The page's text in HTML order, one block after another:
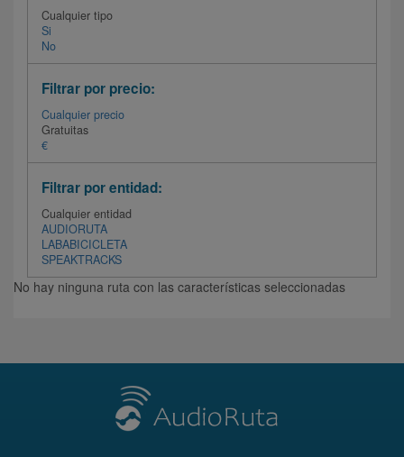
Cualquier tipo
Si
No
Filtrar por precio:
Cualquier precio
Gratuitas
€
Filtrar por entidad:
Cualquier entidad
AUDIORUTA
LABABICICLETA
SPEAKTRACKS
No hay ninguna ruta con las características seleccionadas